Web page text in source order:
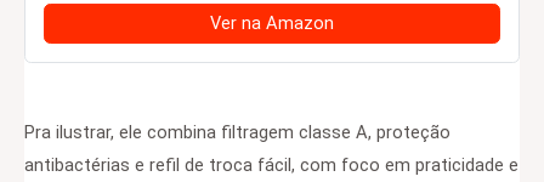
Ver na Amazon
Pra ilustrar, ele combina filtragem classe A, proteção
antibactérias e refil de troca fácil, com foco em praticidade e